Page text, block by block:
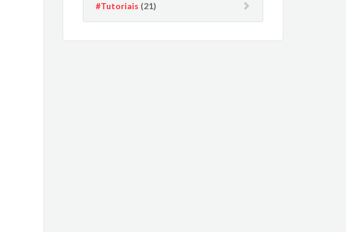
#Tutoriais (21)